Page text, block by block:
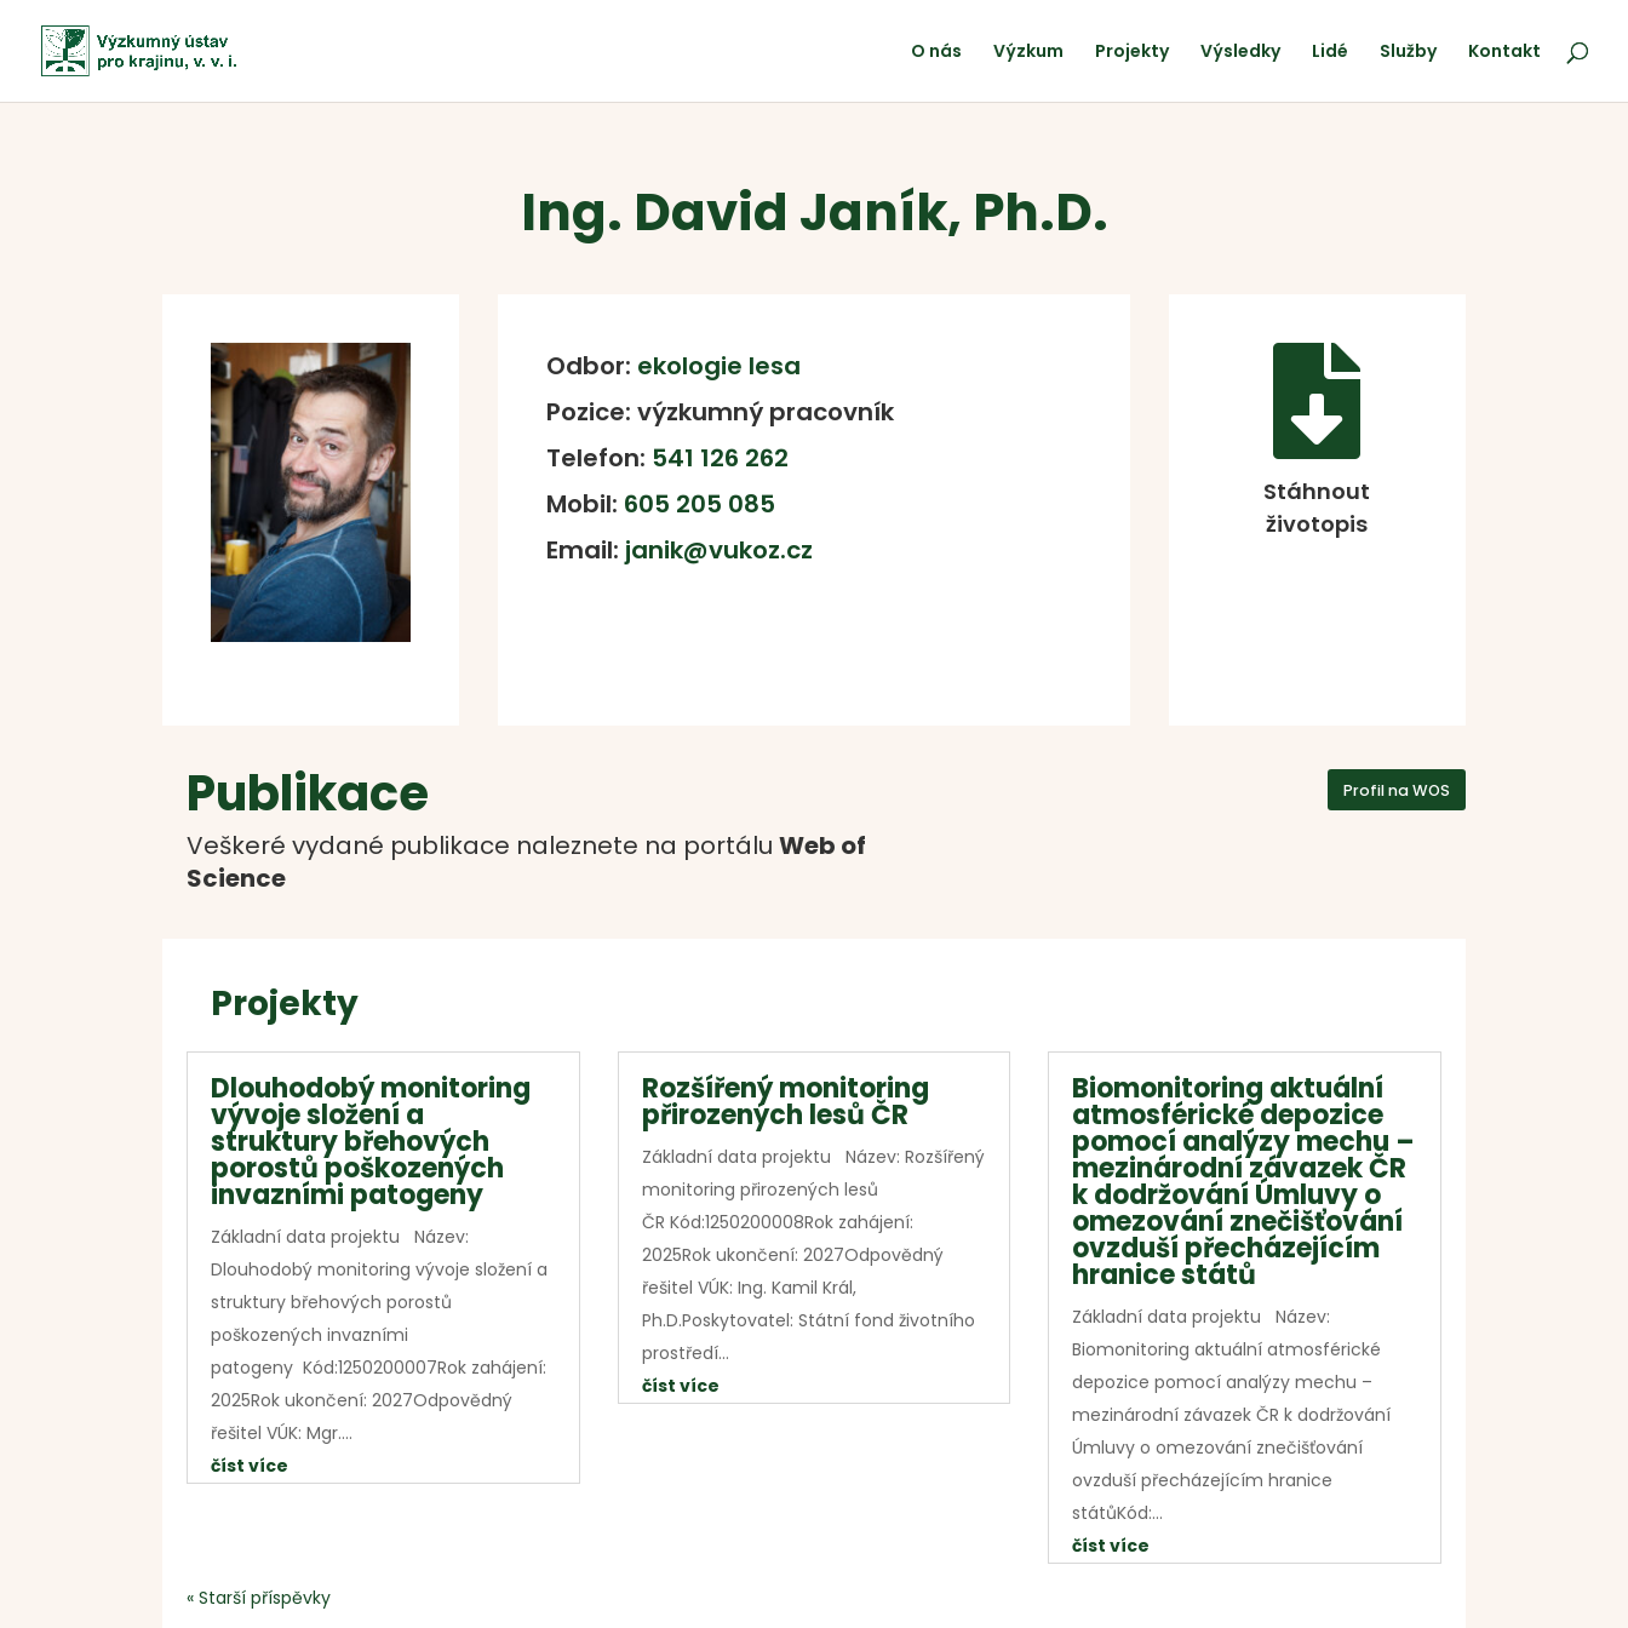
O nás Výzkum Projekty Výsledky Lidé Služby Kontakt
Ing. David Janík, Ph.D.
Odbor: ekologie lesa
Pozice: výzkumný pracovník
Telefon: 541 126 262
Mobil: 605 205 085
Email: janik@vukoz.cz

Stáhnout
životopis
Publikace
Veškeré vydané publikace naleznete na portáluWeb of
Science
Profil na WOS
Projekty
Dlouhodobý monitoring
vývoje složení a
struktury břehových
porostů poškozených
invazními patogeny
Základní data projektu Název:
Dlouhodobý monitoring vývoje složení a
struktury břehových porostů
poškozených invazními
patogeny Kód:1250200007Rok zahájení:
2025Rok ukončení: 2027Odpovědný
řešitel VÚK: Mgr....
číst více
Rozšířený monitoring
přirozených lesů ČR
Základní data projektu Název: Rozšířený
monitoring přirozených lesů
ČR Kód:1250200008Rok zahájení:
2025Rok ukončení: 2027Odpovědný
řešitel VÚK: Ing. Kamil Král,
Ph.D.Poskytovatel: Státní fond životního
prostředí...
číst více
Biomonitoring aktuální
atmosférické depozice
pomocí analýzy mechu –
mezinárodní závazek ČR
k dodržování Úmluvy o
omezování znečišťování
ovzduší přecházejícím
hranice států
Základní data projektu Název:
Biomonitoring aktuální atmosférické
depozice pomocí analýzy mechu –
mezinárodní závazek ČR k dodržování
Úmluvy o omezování znečišťování
ovzduší přecházejícím hranice
státůKód:...
číst více
« Starší příspěvky